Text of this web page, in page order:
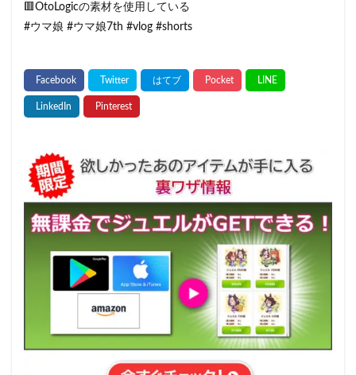
🟥OtoLogicの素材を使用している
#ウマ娘 #ウマ娘7th #vlog #shorts